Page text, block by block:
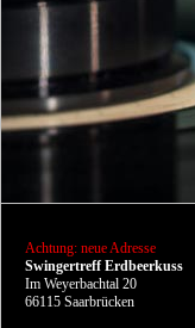
Achtung: neue Adresse
Swingertreff Erdbeerkuss
Im Weyerbachtal 20
66115 Saarbrücken